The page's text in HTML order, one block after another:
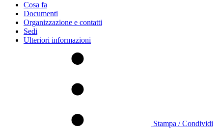
Cosa fa
Documenti
Organizzazione e contatti
Sedi
Ulteriori informazioni
Stampa / Condividi